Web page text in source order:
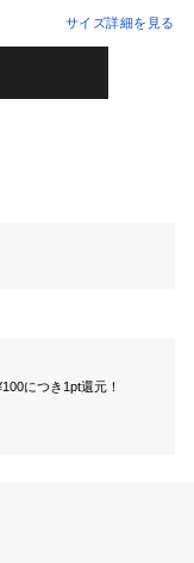
サイズ詳細を見る
につき1pt還元！